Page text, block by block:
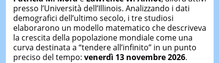
presso l’Università dell’Illinois. Analizzando i dati
demografici dell’ultimo secolo, i tre studiosi
elaborarono un modello matematico che descriveva
la crescita della popolazione mondiale come una
curva destinata a “tendere all’infinito” in un punto
preciso del tempo: venerdì 13 novembre 2026.